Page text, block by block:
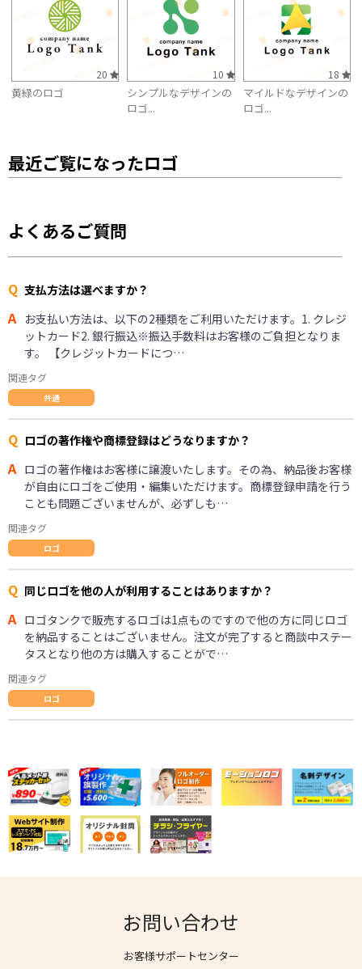
20
黄緑のロゴ
10
シンプルなデザインの
ロゴ...
18
マイルドなデザインの
ロゴ...
最近ご覧になったロゴ
よくあるご質問
Q 支払方法は選べますか？
A お支払い方法は、以下の2種類をご利用いただけます。1. クレジ
ットカード2. 銀行振込※振込手数料はお客様のご負担となりま
す。 【クレジットカードにつ…
関連タグ
共通
Q ロゴの著作権や商標登録はどうなりますか？
A ロゴの著作権はお客様に譲渡いたします。その為、納品後お客様
が自由にロゴをご使用・編集いただけます。商標登録申請を行う
ことも問題ございませんが、必ずしも…
関連タグ
ロゴ
Q 同じロゴを他の人が利用することはありますか？
A ロゴタンクで販売するロゴは1点ものですので他の方に同じロゴ
を納品することはございません。注文が完了すると商談中ステー
タスとなり他の方は購入することがで…
関連タグ
ロゴ
お問い合わせ
お客様サポートセンター